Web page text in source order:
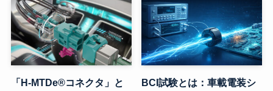
「H-MTDe®コネクタ」と
BCI試験とは：車載電装シ